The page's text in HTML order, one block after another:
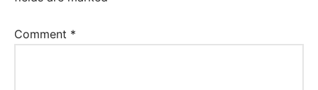
Comment *